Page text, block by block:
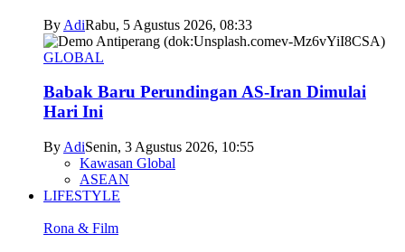
By AdiRabu, 5 Agustus 2026, 08:33
GLOBAL
Babak Baru Perundingan AS-Iran Dimulai
Hari Ini
By AdiSenin, 3 Agustus 2026, 10:55
Kawasan Global
ASEAN
LIFESTYLE
Rona & Film